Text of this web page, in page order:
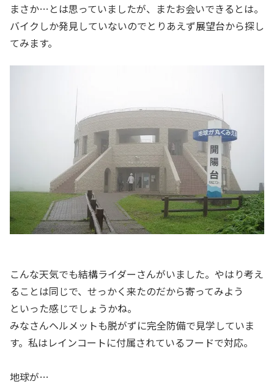
まさか…とは思っていましたが、またお会いできるとは。
バイクしか発見していないのでとりあえず展望台から探し
てみます。
こんな天気でも結構ライダーさんがいました。やはり考え
ることは同じで、せっかく来たのだから寄ってみよう
といった感じでしょうかね。
みなさんヘルメットも脱がずに完全防備で見学していま
す。私はレインコートに付属されているフードで対応。
地球が…